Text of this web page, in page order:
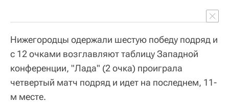
Нижегородцы одержали шестую победу подряд и
с 12 очками возглавляют таблицу Западной
конференции, "Лада" (2 очка) проиграла
четвертый матч подряд и идет на последнем, 11-
м месте.